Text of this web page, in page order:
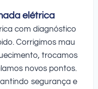
elétrica
com diagnóstico
Corrigimos mau
trocamos
novos pontos.
segurança e